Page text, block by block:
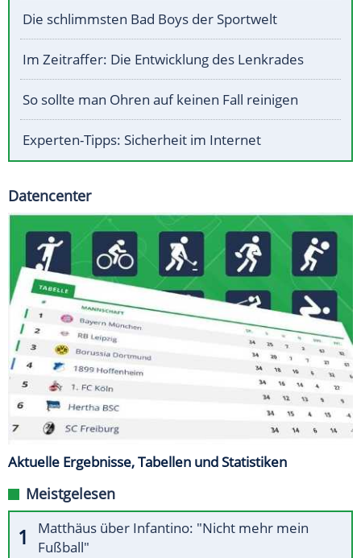
Die schlimmsten Bad Boys der Sportwelt
Im Zeitraffer: Die Entwicklung des Lenkrades
So sollte man Ohren auf keinen Fall reinigen
Experten-Tipps: Sicherheit im Internet
Datencenter
Aktuelle Ergebnisse, Tabellen und Statistiken
Meistgelesen
Matthäus über Infantino: "Nicht mehr mein
Fußball"